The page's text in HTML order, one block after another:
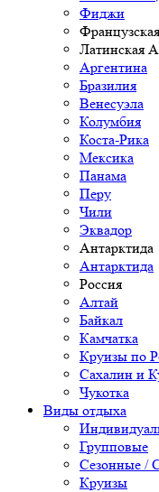
Фиджи
Латинская
Аргентина
Бразилия
Венесуэла
Колумбия
Коста-Рика
Мексика
Панама
Перу
Чили
Эквадор
Антарктида
Антарктида
Россия
Алтай
Байкал
Камчатка
Круизы по
Сахалин и
Чукотка
Виды отдыха
Групповые
Сезонные /
Круизы